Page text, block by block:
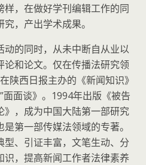
，在做好学刊编辑工作的同
，产出学术成果。
的同时，从未中断自从业以
论和论文。仅在传播法研究领
陕西日报主办的《新闻知识》
面面谈》。1994年出版《被告
，成为中国大陆第一部研究
第一部传媒法领域的专著。
、引证丰富，文笔生动、分
，提高新闻工作者法律素养